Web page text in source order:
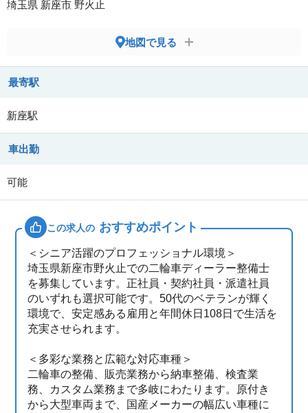
埼玉県 新座市 野火止
地図で見る
最寄駅
新座駅
車出勤
可能
この求人の おすすめポイント
＜シニア活躍のプロフェッショナル環境＞
埼玉県新座市野火止での二輪車ディーラー整備士
を募集しています。正社員・契約社員・派遣社員
のいずれも選択可能です。50代のベテランが輝く
環境で、安定感ある雇用と年間休日108日で生活を
充実させられます。
＜多彩な業務と広範な対応車種＞
二輪車の整備、販売業務から納車整備、検査業
務、カスタム業務まで多岐にわたります。原付き
から大型車両まで、国産メーカーの幅広い車種に